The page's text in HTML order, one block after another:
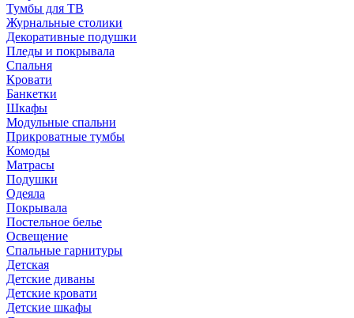
Тумбы для ТВ
Журнальные столики
Декоративные подушки
Пледы и покрывала
Спальня
Кровати
Банкетки
Шкафы
Модульные спальни
Прикроватные тумбы
Комоды
Матрасы
Подушки
Одеяла
Покрывала
Постельное белье
Освещение
Спальные гарнитуры
Детская
Детские диваны
Детские кровати
Детские шкафы